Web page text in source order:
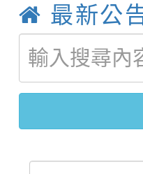
畫影片
劇比賽
表
轉知：
敬師藝
【甄選
學年
【甄
最新公